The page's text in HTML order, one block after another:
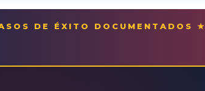
DE ÉXITO DOCUMENTADOS ★